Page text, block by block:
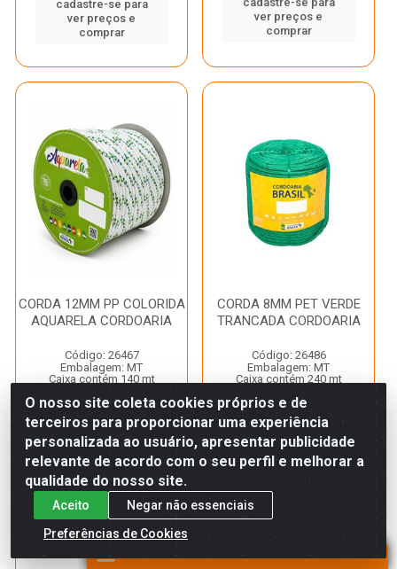
cadastre-se para
ver preços e
comprar
ver preços e
comprar
CORDA 12MM PP COLORIDA
AQUARELA CORDOARIA
Código: 26467
Embalagem: MT
Caixa contém 140 mt
*Imagem meramente ilustrativa
Faça seu login ou
cadastre-se para
comprar
CORDA 8MM PET VERDE
TRANCADA CORDOARIA
Código: 26486
Embalagem: MT
Caixa contém 240 mt
*Imagem meramente ilustrativa
Faça seu login ou
cadastre-se para
O nosso site coleta cookies próprios e de
terceiros para proporcionar uma experiência
personalizada ao usuário, apresentar publicidade
relevante de acordo com o seu perfil e melhorar a
qualidade do nosso site.
Aceito
Negar não essenciais
Preferências de Cookies